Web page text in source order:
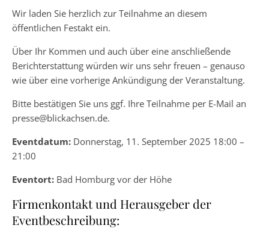
Wir laden Sie herzlich zur Teilnahme an diesem
öffentlichen Festakt ein.
Über Ihr Kommen und auch über eine anschließende
Berichterstattung würden wir uns sehr freuen – genauso
wie über eine vorherige Ankündigung der Veranstaltung.
Bitte bestätigen Sie uns ggf. Ihre Teilnahme per E-Mail an
presse@blickachsen.de.
Eventdatum: Donnerstag, 11. September 2025 18:00 –
21:00
Eventort: Bad Homburg vor der Höhe
Firmenkontakt und Herausgeber der
Eventbeschreibung: